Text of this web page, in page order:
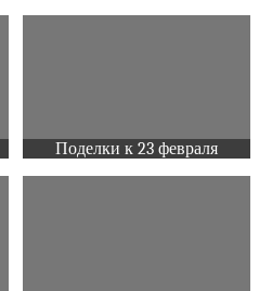
Поделки к 23 февраля